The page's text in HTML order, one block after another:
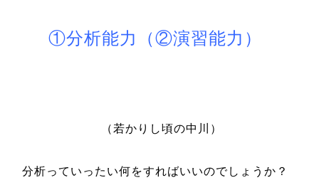
①分析能力（②演習能力）
（若かりし頃の中川）
分析っていったい何をすればいいのでしょうか？